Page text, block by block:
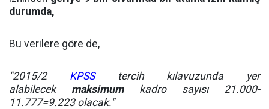
durumda,
Bu verilere göre de,
"2015/2 KPSStercih kılavuzunda yer
alabilecek maksimumkadro sayısı 21.000-
11.777=9.223 olacak."